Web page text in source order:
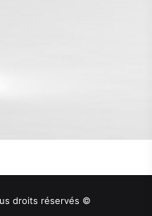
© Copyright 2026, Tous droits réservés |